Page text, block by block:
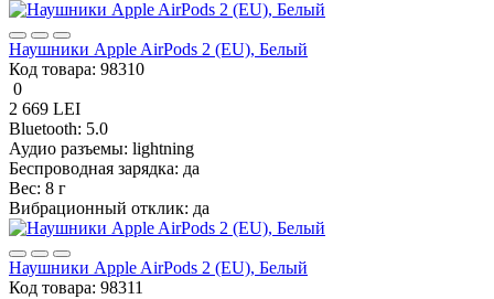
Наушники Apple AirPods 2 (EU), Белый
Код товара: 98310
0
2 669 LEI
Bluetooth: 5.0
Аудио разъемы: lightning
Беспроводная зарядка: да
Вес: 8 г
Вибрационный отклик: да
Наушники Apple AirPods 2 (EU), Белый
Код товара: 98311